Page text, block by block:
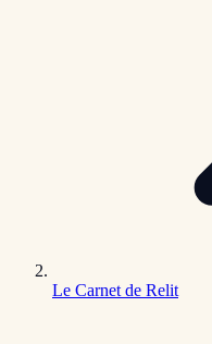
Le Carnet de Relit